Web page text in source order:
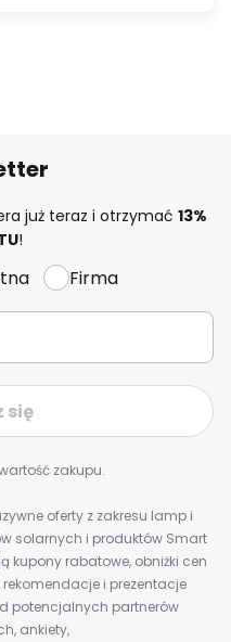
już teraz i otrzymać 13%
!
Firma
się
zakupu.
oferty z zakresu lamp i
solarnych i produktów Smart
kupony rabatowe, obniżki cen
i prezentacje
potencjalnych partnerów
ankiety,